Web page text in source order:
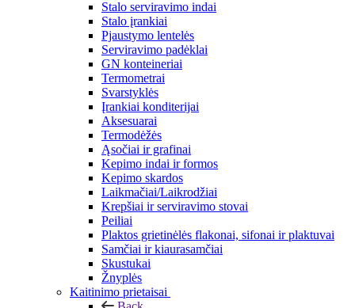
Stalo serviravimo indai
Stalo įrankiai
Pjaustymo lentelės
Serviravimo padėklai
GN konteineriai
Termometrai
Svarstyklės
Įrankiai konditerijai
Aksesuarai
Termodėžės
Ąsočiai ir grafinai
Kepimo indai ir formos
Kepimo skardos
Laikmačiai/Laikrodžiai
Krepšiai ir serviravimo stovai
Peiliai
Plaktos grietinėlės flakonai, sifonai ir plaktuvai
Samčiai ir kiaurasamčiai
Skustukai
Žnyplės
Kaitinimo prietaisai